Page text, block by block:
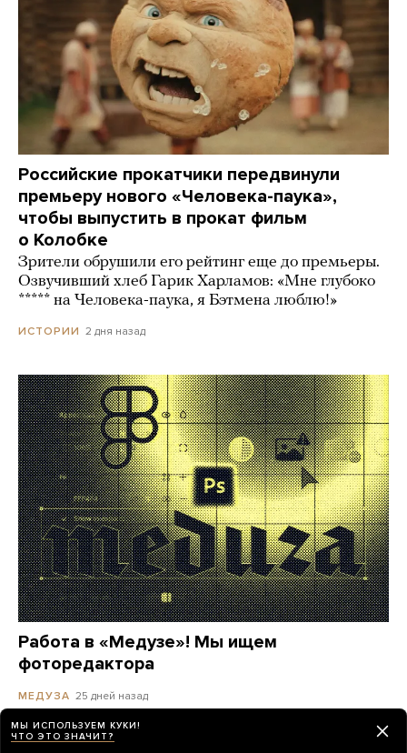
Российские прокатчики передвинули
премьеру нового «Человека-паука»,
чтобы выпустить в прокат фильм
о Колобке
Зрители обрушили его рейтинг еще до премьеры.
Озвучивший хлеб Гарик Харламов: «Мне глубоко
***** на Человека-паука, я Бэтмена люблю!»
ИСТОРИИ 2 дня назад
Работа в «Медузе»! Мы ищем
фоторедактора
МЕДУЗА 25 дней назад
МЫ ИСПОЛЬЗУЕМ КУКИ!
ЧТО ЭТО ЗНАЧИТ?